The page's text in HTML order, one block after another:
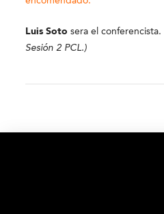
Luis Sotosera el conferencista.
Sesión 2 PCL.)